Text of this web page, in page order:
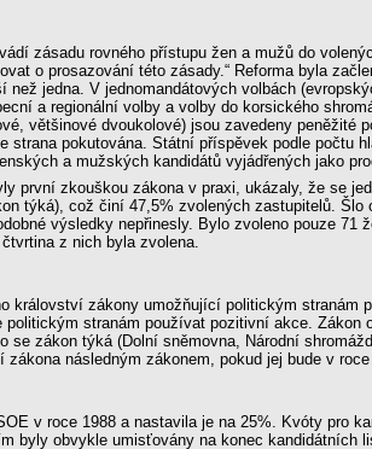
zásadu rovného přístupu žen a mužů do
o prosazování této zásady.“ Reforma byla
jedna. V jednomandátových volbách
a regionální volby a volby do korsického
většinové dvoukolové) jsou zavedeny
strana pokutována. Státní příspěvek podle
a mužských kandidátů vyjádřených jako
první zkouškou zákona v praxi, ukázaly, že se
týká), což činí 47,5% zvolených zastupitelů.
výsledky nepřinesly. Bylo zvoleno pouze
z nich byla zvolena.
království zákony umožňující politickým
stranám používat pozitivní akce.
se zákon týká (Dolní sněmovna, Národní
následným zákonem, pokud jej bude v roce
v roce 1988 a nastavila je na 25%. Kvóty pro
byly obvykle umisťovány na konec